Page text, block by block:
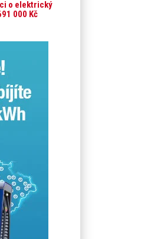
tisíc korun a
částka
o elektrický
000 Kč